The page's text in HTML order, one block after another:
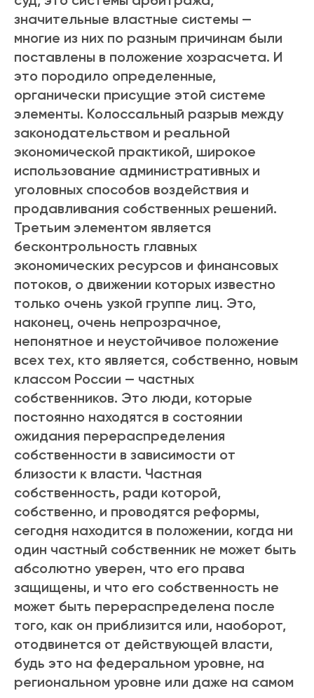
значительные властные системы —
многие из них по разным причинам были
поставлены в положение хозрасчета. И
это породило определенные,
органически присущие этой системе
элементы. Колоссальный разрыв между
законодательством и реальной
экономической практикой, широкое
использование административных и
уголовных способов воздействия и
продавливания собственных решений.
Третьим элементом является
бесконтрольность главных
экономических ресурсов и финансовых
потоков, о движении которых известно
только очень узкой группе лиц. Это,
наконец, очень непрозрачное,
непонятное и неустойчивое положение
всех тех, кто является, собственно, новым
классом России — частных
собственников. Это люди, которые
постоянно находятся в состоянии
ожидания перераспределения
собственности в зависимости от
близости к власти. Частная
собственность, ради которой,
собственно, и проводятся реформы,
сегодня находится в положении, когда ни
один частный собственник не может быть
абсолютно уверен, что его права
защищены, и что его собственность не
может быть перераспределена после
того, как он приблизится или, наоборот,
отодвинется от действующей власти,
будь это на федеральном уровне, на
региональном уровне или даже на самом